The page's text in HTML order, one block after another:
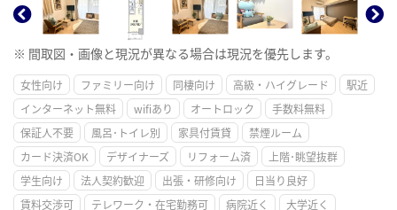
※ 間取図・画像と現況が異なる場合は現況を優先します。
女性向け ファミリー向け 同棲向け 高級・ハイグレード
駅近
インターネット無料
wifiあり オートロック
手数料無料
保証人不要
風呂･トイレ別 家具付賃貸
禁煙ルーム
カード決済OK
デザイナーズ リフォーム済
上階･眺望抜群
学生向け
法人契約歓迎 出張・研修向け
日当り良好
賃料交渉可
テレワーク・在宅勤務可 病院近く 大学近く